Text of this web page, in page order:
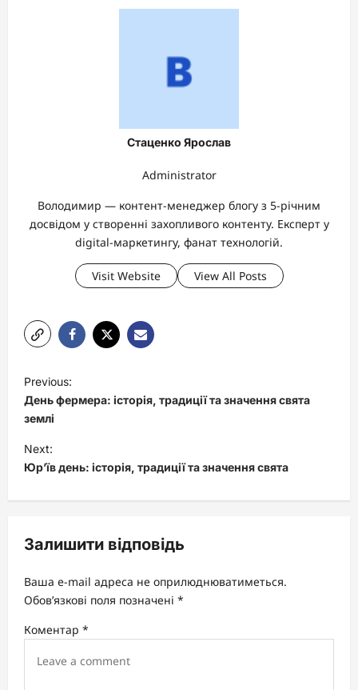
Стаценко Ярослав
Administrator
Володимир — контент-менеджер блогу з 5-річним
досвідом у створенні захопливого контенту. Експерт у
digital-маркетингу, фанат технологій.
Visit Website View All Posts
o
s
t
n
a
i
a
i
Previous:
День фермера: історія, традиції та значення свята
землі
Next:
Юр’їв день: історія, традиції та значення свята
Залишити відповідь
Ваша e-mail адреса не оприлюднюватиметься.
Обов’язкові поля позначені *
Коментар *